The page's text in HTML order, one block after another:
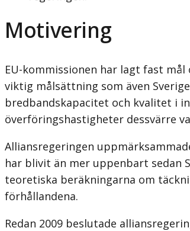
Motivering
EU-kommissionen har lagt fast
viktig målsättning som även
bredbandskapacitet och kvalitet i
överföringshastigheter dessvärre
Alliansregeringen
har blivit än mer uppenbart sedan
teoretiska beräkningarna om
förhållandena.
Redan 2009 beslutade